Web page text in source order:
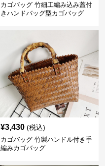
カゴバッグ 竹細工編み込み蓋付
きハンドバッグ型カゴバッグ
¥3,430 (税込)
カゴバッグ 竹製ハンドル付き手
編みカゴバッグ